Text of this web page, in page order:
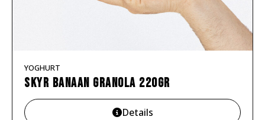
YOGHURT
Skyr banaan granola 220gr
Details